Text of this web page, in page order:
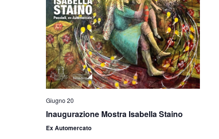
Giugno 20
Inaugurazione Mostra Isabella Staino
Ex Automercato